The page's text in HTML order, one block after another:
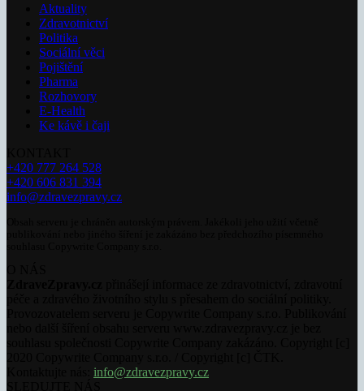
Aktuality
Zdravotnictví
Politika
Sociální věci
Pojištění
Pharma
Rozhovory
E-Health
Ke kávě i čaji
+420 777 264 528
+420 606 831 394
info@zdravezpravy.cz
info@zdravezpravy.cz